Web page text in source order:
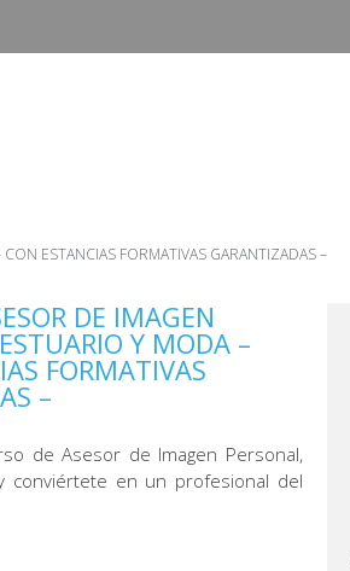
ESTANCIAS FORMATIVAS GARANTIZADAS –
DE IMAGEN
Y MODA –
FORMATIVAS
–
de Asesor de Imagen Personal,
conviértete en un profesional del